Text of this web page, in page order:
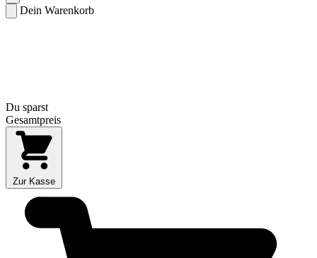
Dein Warenkorb
Du sparst
Gesamtpreis
Zur Kasse